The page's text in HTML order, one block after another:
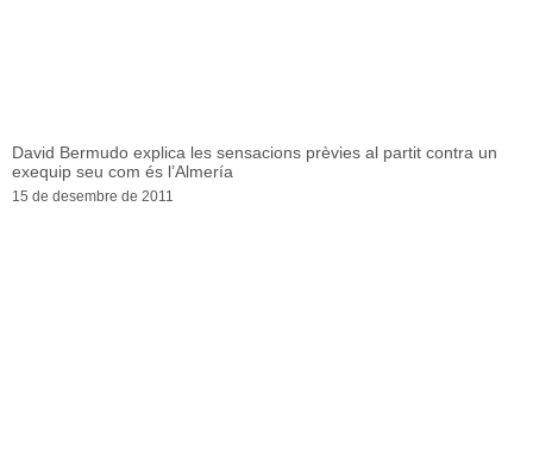
David Bermudo explica les sensacions prèvies al partit contra un
exequip seu com és l’Almería
15 de desembre de 2011